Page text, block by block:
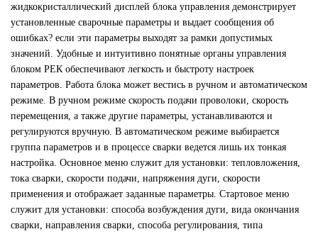
жидкокристаллический дисплей блока управления демонстрирует
установленные сварочные параметры и выдает сообщения об
ошибках? если эти параметры выходят за рамки допустимых
значений. Удобные и интуитивно понятные органы управления
блоком РЕК обеспечивают легкость и быстроту настроек
параметров. Работа блока может вестись в ручном и автоматическом
режиме. В ручном режиме скорость подачи проволоки, скорость
перемещения, а также другие параметры, устанавливаются и
регулируются вручную. В автоматическом режиме выбирается
группа параметров и в процессе сварки ведется лишь их тонкая
настройка. Основное меню служит для установки: тепловложения,
тока сварки, скорости подачи, напряжения дуги, скорости
применения и отображает заданные параметры. Стартовое меню
служит для установки: способа возбуждения дуги, вида окончания
сварки, направления сварки, способа регулирования, типа